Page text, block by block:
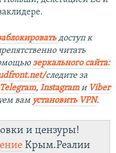
доступ к
читать
зеркального сайта:
следите за
Telegram, Instagramи Viber
вам установить VPN.
и цензуры!
Крым.Реалии